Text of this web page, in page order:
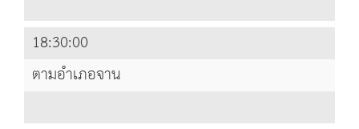
18:30:00
ตามอำเภอจาน